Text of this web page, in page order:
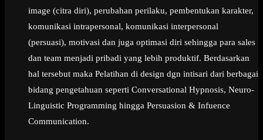
image (citra diri), perubahan perilaku, pembentukan karakter,
komunikasi intrapersonal, komunikasi interpersonal
(persuasi), motivasi dan juga optimasi diri sehingga para sales
dan team menjadi pribadi yang lebih produktif. Berdasarkan
hal tersebut maka Pelatihan di design dgn intisari dari berbagai
bidang pengetahuan seperti Conversational Hypnosis, Neuro-
Linguistic Programming hingga Persuasion & Infuence
Communication.